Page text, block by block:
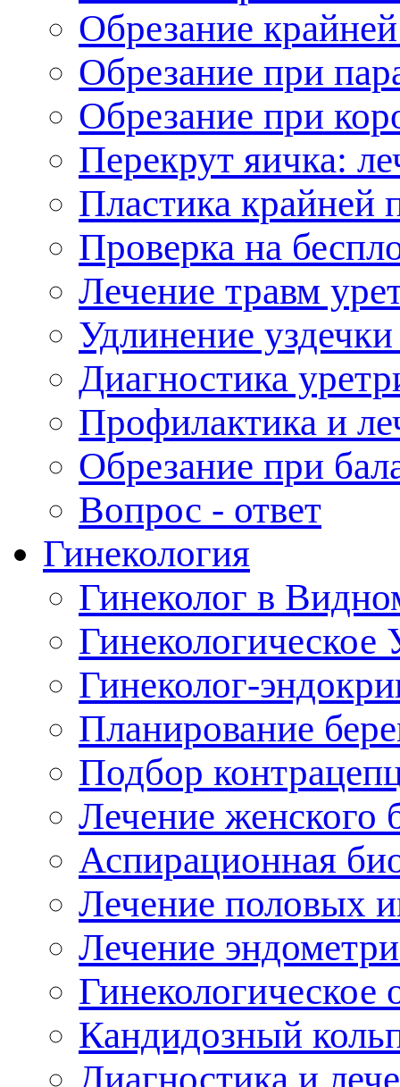
Обрезание
Обрезание при
Обрезание при
Перекрут яичка:
Пластика крайней
Проверка на
Лечение травм
Удлинение
Диагностика
Профилактика и
Обрезание при
опрос - ответ
Гинекология
Гинеколог в
Гинеколог-
Планирование
Подбор
Лечение женского
Аспирационная
Лечение половых
Лечение
Гинекологическое
Кандидозный
Диагностика и